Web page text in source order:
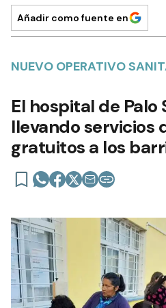
Añadir como fuente en
NUEVO OPERATIVO
El hospital de Palo
llevando servicios
gratuitos a los